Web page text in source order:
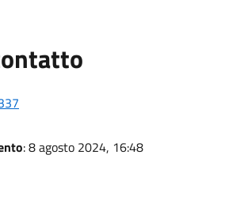
: 8 agosto 2024, 16:48